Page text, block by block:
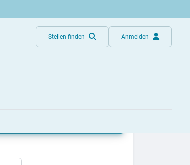
Stellen finden Anmelden